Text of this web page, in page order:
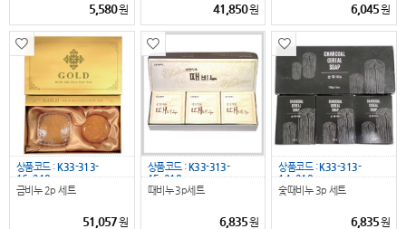
5,580원 41,850원 6,045원
상품코드 :K33-313-
16_218
금비누 2p 세트
51,057원
상품코드 :K33-313-
15_218
때비누 3p세트
6,835원
상품코드 :K33-313-
14_218
숯때비누 3p 세트
6,835원